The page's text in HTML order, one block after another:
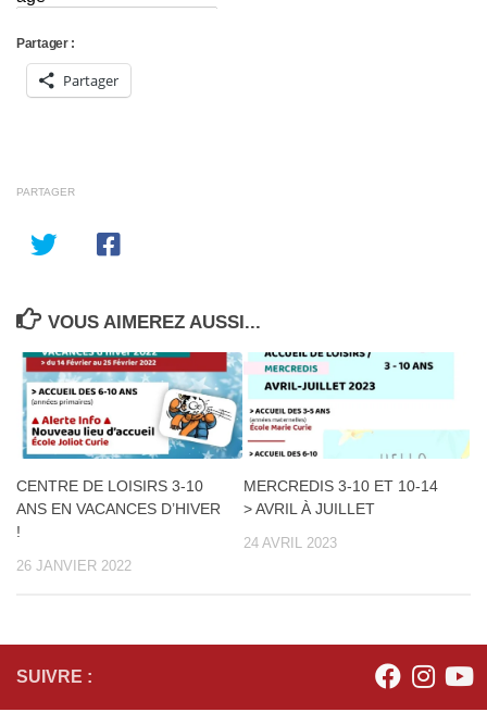
Partager :
Partager
PARTAGER
VOUS AIMEREZ AUSSI...
CENTRE DE LOISIRS 3-10
ANS EN VACANCES D’HIVER
!
26 JANVIER 2022
MERCREDIS 3-10 ET 10-14
> AVRIL À JUILLET
24 AVRIL 2023
SUIVRE :